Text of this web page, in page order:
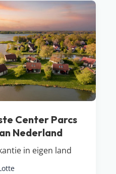
Center Parcs
Nederland
in eigen land